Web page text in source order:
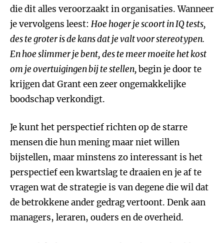
die dit alles veroorzaakt in organisaties. Wanneer
je vervolgens leest: Hoe hoger je scoort in IQ tests,
des te groter is de kans dat je valt voor stereotypen.
En hoe slimmer je bent, des te meer moeite het kost
om je overtuigingen bij te stellen,begin je door te
krijgen dat Grant een zeer ongemakkelijke
boodschap verkondigt.
Je kunt het perspectief richten op de starre
mensen die hun mening maar niet willen
bijstellen, maar minstens zo interessant is het
perspectief een kwartslag te draaien en je af te
vragen wat de strategie is van degene die wil dat
de betrokkene ander gedrag vertoont. Denk aan
managers, leraren, ouders en de overheid.